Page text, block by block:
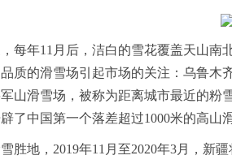
每年11月后，洁白的雪花覆盖天山
质的滑雪场引起市场的关注：乌鲁木
山滑雪场，被称为距离城市最近的粉
了中国第一个落差超过1000米的高
胜地，2019年11月至2020年3月，新